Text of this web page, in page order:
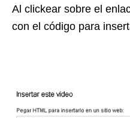
Al clickear sobre el
con el código para